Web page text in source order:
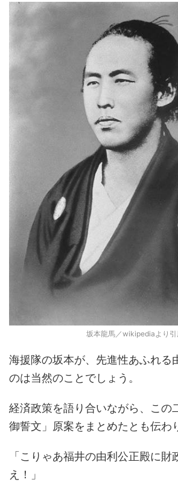
坂本龍馬／wikipediaより引
海援隊の坂本が、先進性あふれる
のは当然のことでしょう。
経済政策を語り合いながら、この
御誓文」原案をまとめたとも伝わ
「こりゃあ福井の由利公正殿に財
え！」